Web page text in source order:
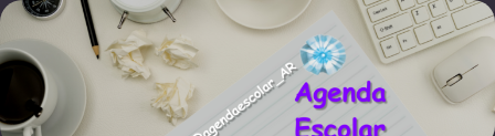
Saltar al contenido